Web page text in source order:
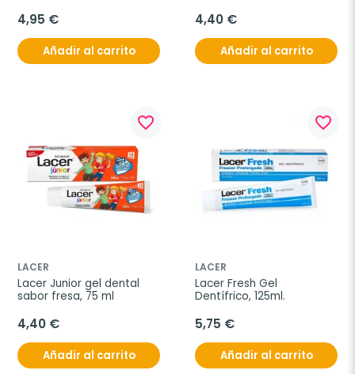
4,95 €
Añadir al carrito
4,40 €
Añadir al carrito
favorite_border
LACER
Lacer Junior gel dental
sabor fresa, 75 ml
4,40 €
Añadir al carrito
favorite_border
LACER
Lacer Fresh Gel
Dentífrico, 125ml.
5,75 €
Añadir al carrito